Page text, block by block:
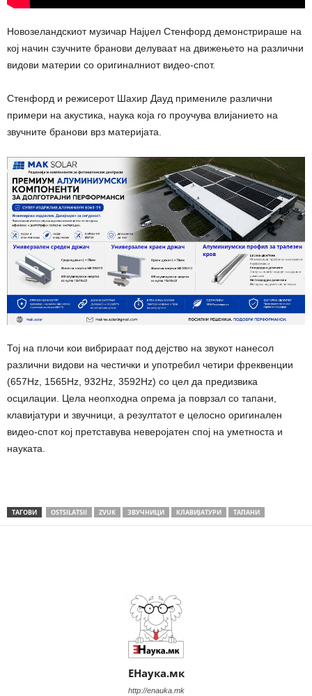
Новозеландскиот музичар Најџел Стенфорд демонстрираше на
кој начин сзучните бранови делуваат на движењето на различни
видови материи со оригиналниот видео-спот.
Стенфорд и режисерот Шахир Дауд примениле различни
примери на акустика, наука која го проучува влијанието на
звучните бранови врз материјата.
Тој на плочи кои вибрираат под дејство на звукот нанесол
различни видови на честички и употребил четири фреквенции
(657Hz, 1565Hz, 932Hz, 3592Hz) со цел да предизвика
осцилации. Цела неопходна опрема ја поврзал со тапани,
клавијатури и звучници, а резултатот е целосно оригинален
видео-спот кој претставува неверојатен спој на уметноста и
науката.
ТАГОВИ OSTSILATSII ZVUK ЗВУЧНИЦИ КЛАВИЈАТУРИ ТАПАНИ
ЕНаука.мк
http://enauka.mk